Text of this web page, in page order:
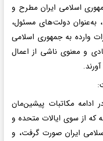
اسلامی ایران مطرح و
به‌عنوان دولت‌های مسئول،
وارده به جمهوری اسلامی
و معنوی ناشی از اعمال
ادامه مکاتبات پیشین‌مان
که از سوی ایالات متحده و
ایران صورت گرفت، و